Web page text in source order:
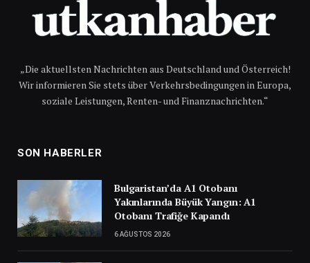
„Die aktuellsten Nachrichten aus Deutschland und Österreich!
Wir informieren Sie stets über Verkehrsbedingungen in Europa,
soziale Leistungen, Renten- und Finanznachrichten.“
SON HABERLER
Bulgaristan’da A1 Otobanı
Yakınlarında Büyük Yangın: A1
Otobanı Trafiğe Kapandı
6 AĞUSTOS 2026